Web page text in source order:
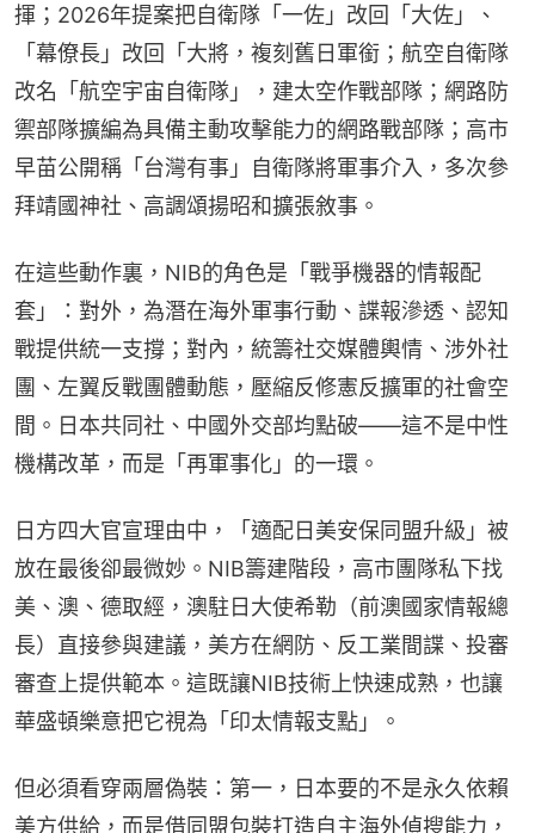
揮；2026年提案把自衛隊「一佐」改回「大佐」、
「幕僚長」改回「大將，複刻舊日軍銜；航空自衛隊
改名「航空宇宙自衛隊」，建太空作戰部隊；網路防
禦部隊擴編為具備主動攻擊能力的網路戰部隊；高市
早苗公開稱「台灣有事」自衛隊將軍事介入，多次參
拜靖國神社、高調頌揚昭和擴張敘事。
在這些動作裏，NIB的角色是「戰爭機器的情報配
套」：對外，為潛在海外軍事行動、諜報滲透、認知
戰提供統一支撐；對內，統籌社交媒體輿情、涉外社
團、左翼反戰團體動態，壓縮反修憲反擴軍的社會空
間。日本共同社、中國外交部均點破——這不是中性
機構改革，而是「再軍事化」的一環。
日方四大官宣理由中，「適配日美安保同盟升級」被
放在最後卻最微妙。NIB籌建階段，高市團隊私下找
美、澳、德取經，澳駐日大使希勒（前澳國家情報總
長）直接參與建議，美方在網防、反工業間諜、投審
審查上提供範本。這既讓NIB技術上快速成熟，也讓
華盛頓樂意把它視為「印太情報支點」。
但必須看穿兩層偽裝：第一，日本要的不是永久依賴
美方供給，而是借同盟包裝打造自主海外偵搜能力，